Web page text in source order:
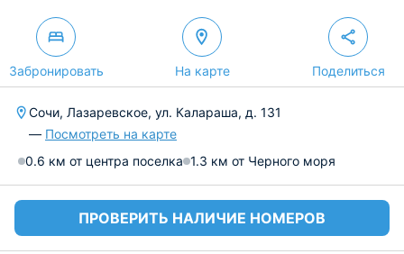
Забронировать На карте Поделиться
Сочи, Лазаревское, ул. Калараша, д. 131
— Посмотреть на карте
0.6 км от центра поселка 1.3 км от Черного моря
ПРОВЕРИТЬ НАЛИЧИЕ НОМЕРОВ